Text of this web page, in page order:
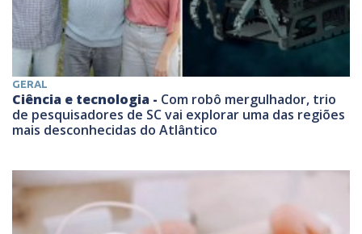
GERAL
Ciência e tecnologia - Com robô mergulhador, trio
de pesquisadores de SC vai explorar uma das regiões
mais desconhecidas do Atlântico